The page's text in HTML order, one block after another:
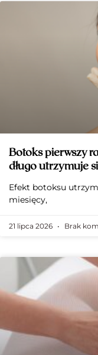
Botoks pierwszy
długo utrzymuje
Efekt botoksu
miesięcy,
21 lipca 2026 Brak